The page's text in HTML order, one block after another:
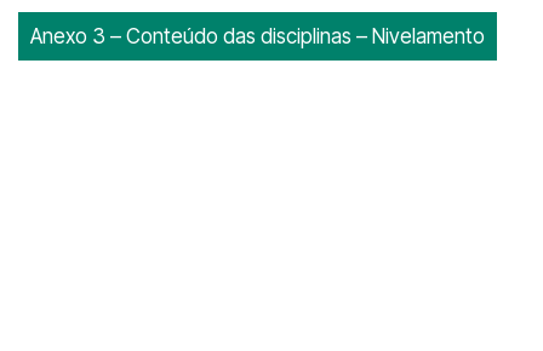
Anexo 3 – Conteúdo das disciplinas – Nivelamento